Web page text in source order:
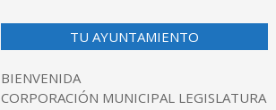
TU AYUNTAMIENTO
BIENVENIDA
CORPORACIÓN MUNICIPAL LEGISLATURA